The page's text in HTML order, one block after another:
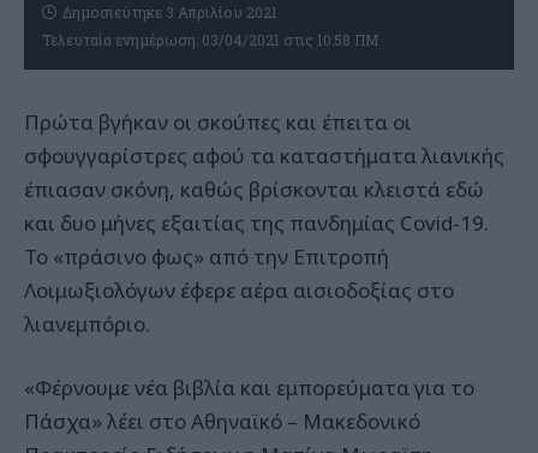
Τελευταία ενημέρωση: 03/04/2021 στις 10:58 ΠΜ
Δημοσιεύτηκε 3 Απριλίου 2021
Πρώτα βγήκαν οι σκούπες και έπειτα οι
σφουγγαρίστρες αφού τα καταστήματα λιανικής
έπιασαν σκόνη, καθώς βρίσκονται κλειστά εδώ
και δυο μήνες εξαιτίας της πανδημίας Covid-19.
Το «πράσινο φως» από την Επιτροπή
Λοιμωξιολόγων έφερε αέρα αισιοδοξίας στο
λιανεμπόριο.
«Φέρνουμε νέα βιβλία και εμπορεύματα για το
Πάσχα» λέει στο Αθηναϊκό – Μακεδονικό